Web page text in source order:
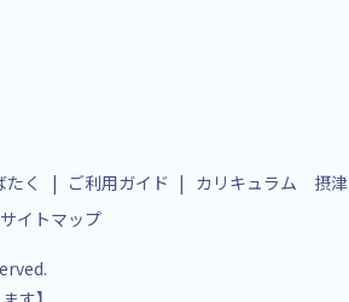
く ご利用ガイド
カリキュラム 摂津
サイトマップ